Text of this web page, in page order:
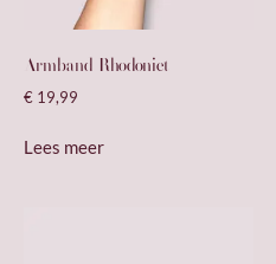
Armband Rhodoniet
€ 19,99
Lees meer